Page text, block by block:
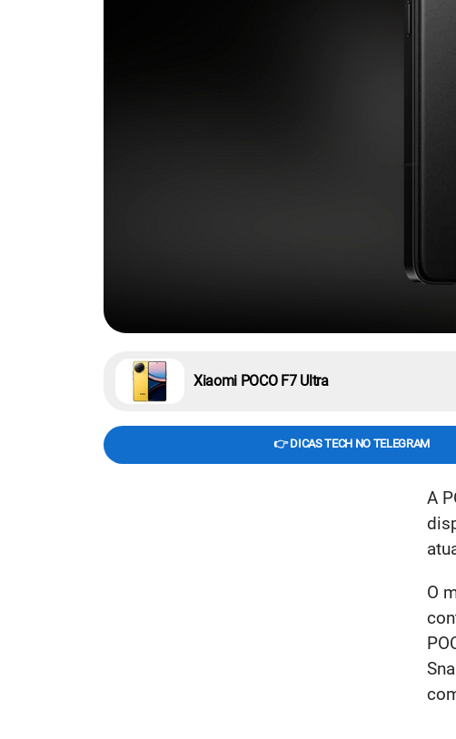
Xiaomi POCO F7 Ultra
👉 DICAS TECH NO TELEGRAM
A
O